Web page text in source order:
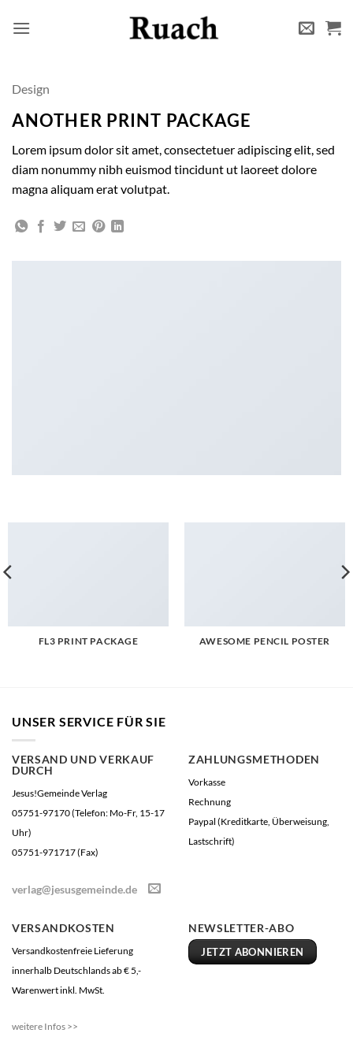
Inhalt
Design
ANOTHER PRINT PACKAGE
Lorem ipsum dolor sit amet, consectetuer adipiscing elit, sed
diam nonummy nibh euismod tincidunt ut laoreet dolore
magna aliquam erat volutpat.
FL3 PRINT PACKAGE AWESOME PENCIL POSTER
UNSER SERVICE FÜR SIE
VERSAND UND VERKAUF
DURCH
Jesus!Gemeinde Verlag
05751-97170 (Telefon: Mo-Fr, 15-17
Uhr)
05751-971717 (Fax)
verlag@jesusgemeinde.de
ZAHLUNGSMETHODEN
Vorkasse
Rechnung
Paypal (Kreditkarte, Überweisung,
Lastschrift)
VERSANDKOSTEN
Versandkostenfreie Lieferung
innerhalb Deutschlands ab € 5,-
Warenwert inkl. MwSt.
weitere Infos >>
NEWSLETTER-ABO
JETZT ABONNIEREN